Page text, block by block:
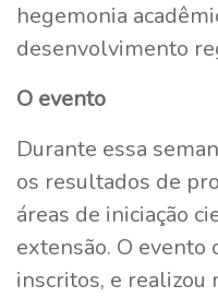
hegemonia
desenvolvimento
O evento
Durante essa
os resultados de
áreas de iniciação
extensão. O evento
inscritos, e realizou